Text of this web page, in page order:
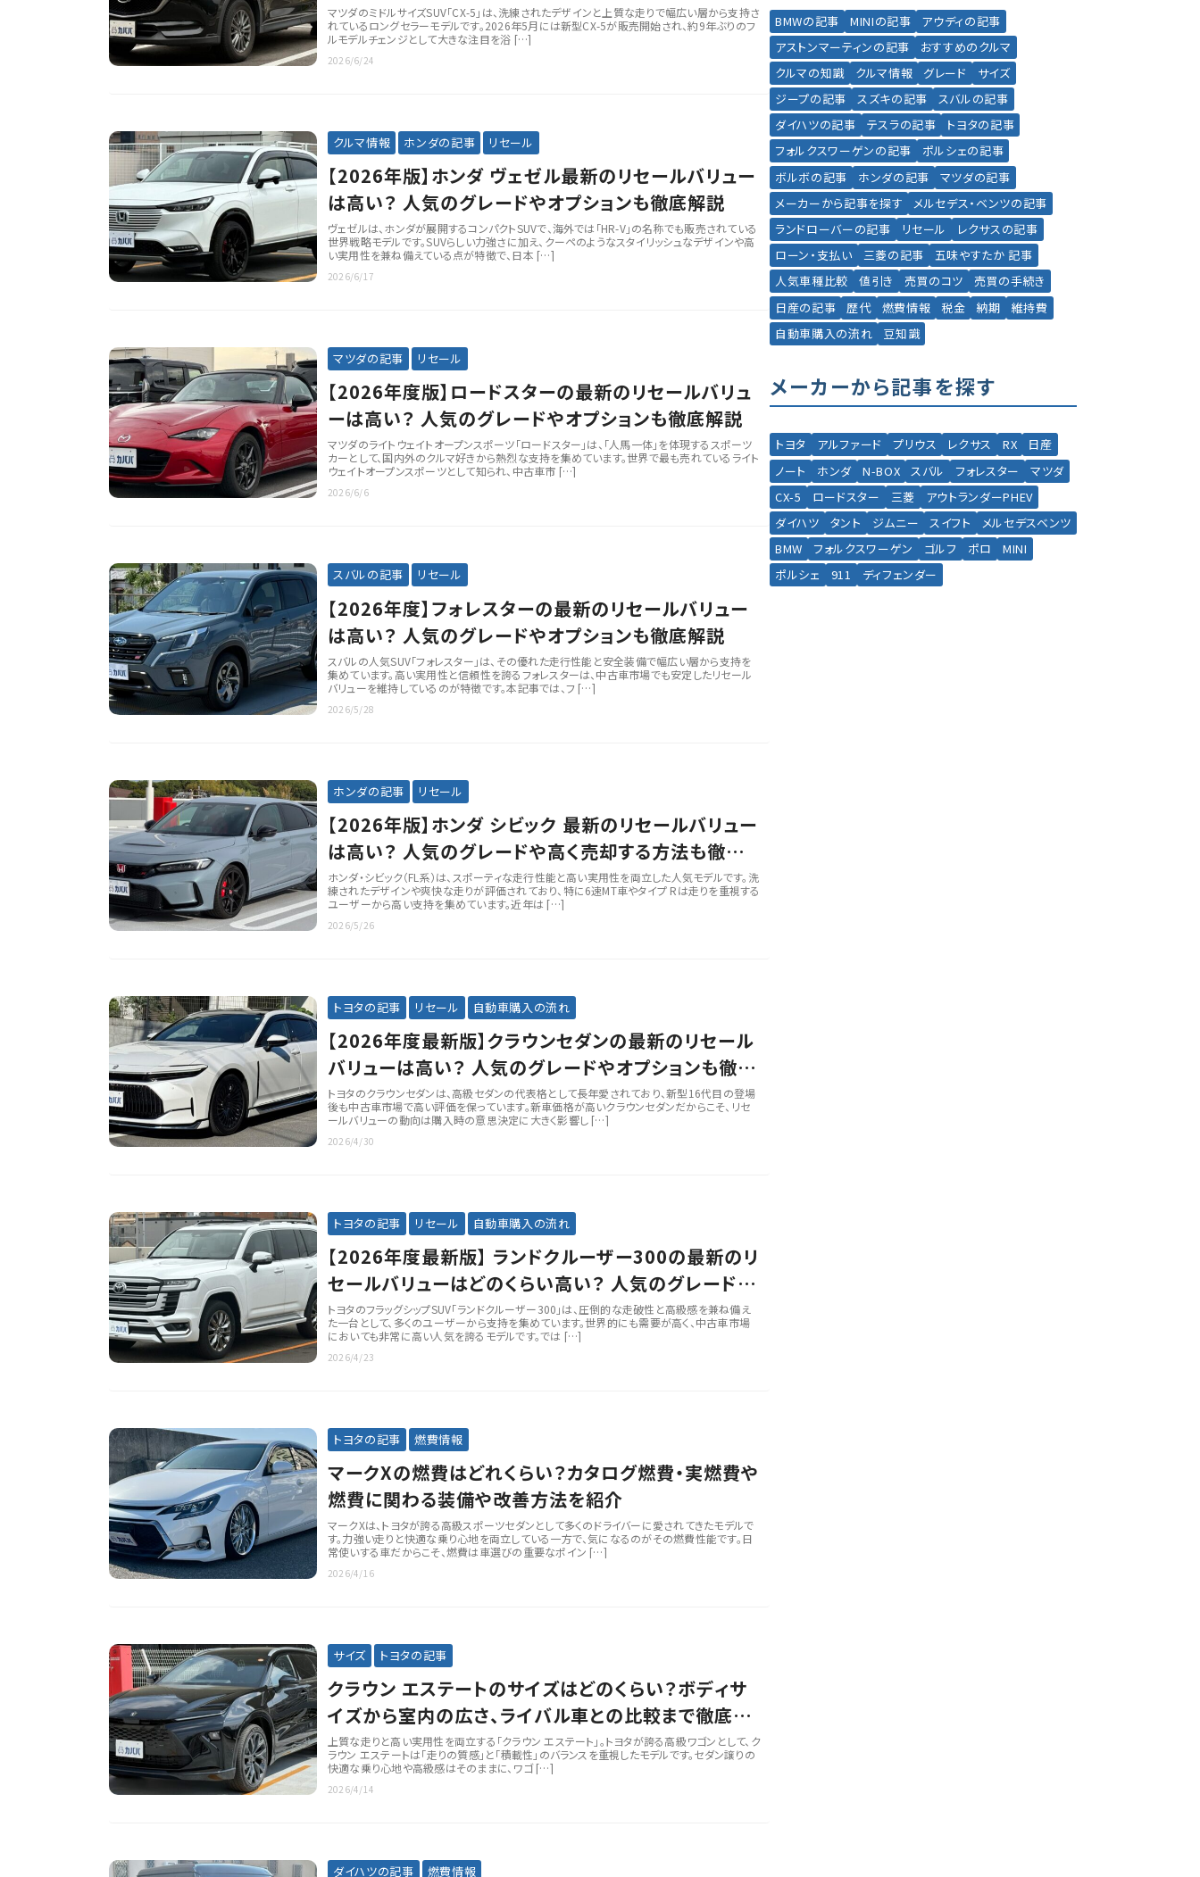
マツダのミドルサイズSUV「CX-5」は、洗練されたデザインと上質な走りで幅広い層から支持さ
れているロングセラーモデルです。2026年5月には新型CX-5が販売開始され、約9年ぶりのフ
ルモデルチェンジとして大きな注目を浴 […]
2026/6/24
クルマ情報 ホンダの記事 リセール
【2026年版】ホンダ ヴェゼル最新のリセールバリュー
は高い？ 人気のグレードやオプションも徹底解説
ヴェゼルは、ホンダが展開するコンパクトSUVで、海外では「HR-V」の名称でも販売されている
世界戦略モデルです。SUVらしい力強さに加え、クーペのようなスタイリッシュなデザインや高
い実用性を兼ね備えている点が特徴で、日本 […]
2026/6/17
マツダの記事 リセール
【2026年度版】ロードスターの最新のリセールバリュ
ーは高い？ 人気のグレードやオプションも徹底解説
マツダのライトウェイトオープンスポーツ「ロードスター」は、「人馬一体」を体現するスポーツ
カーとして、国内外のクルマ好きから熱烈な支持を集めています。世界で最も売れているライト
ウェイトオープンスポーツとして知られ、中古車市 […]
2026/6/6
スバルの記事 リセール
【2026年度】フォレスターの最新のリセールバリュー
は高い？ 人気のグレードやオプションも徹底解説
スバルの人気SUV「フォレスター」は、その優れた走行性能と安全装備で幅広い層から支持を
集めています。高い実用性と信頼性を誇るフォレスターは、中古車市場でも安定したリセール
バリューを維持しているのが特徴です。本記事では、フ […]
2026/5/28
ホンダの記事 リセール
【2026年版】ホンダ シビック 最新のリセールバリュー
は高い？ 人気のグレードや高く売却する方法も徹底
解説
ホンダ・シビック（FL系）は、スポーティな走行性能と高い実用性を両立した人気モデルです。洗
練されたデザインや爽快な走りが評価されており、特に6速MT車やタイプ Rは走りを重視する
ユーザーから高い支持を集めています。近年は […]
2026/5/26
トヨタの記事 リセール 自動車購入の流れ
【2026年度最新版】クラウンセダンの最新のリセール
バリューは高い？ 人気のグレードやオプションも徹底
解説
トヨタのクラウンセダンは、高級セダンの代表格として長年愛されており、新型16代目の登場
後も中古車市場で高い評価を保っています。新車価格が高いクラウンセダンだからこそ、リセ
ールバリューの動向は購入時の意思決定に大きく影響し […]
2026/4/30
トヨタの記事 リセール 自動車購入の流れ
【2026年度最新版】 ランドクルーザー300の最新のリ
セールバリューはどのくらい高い？ 人気のグレードや
オプションも徹底解説
トヨタのフラッグシップSUV「ランドクルーザー300」は、圧倒的な走破性と高級感を兼ね備え
た一台として、多くのユーザーから支持を集めています。世界的にも需要が高く、中古車市場
においても非常に高い人気を誇るモデルです。では […]
2026/4/23
トヨタの記事 燃費情報
マークXの燃費はどれくらい？カタログ燃費・実燃費や
燃費に関わる装備や改善方法を紹介
マークXは、トヨタが誇る高級スポーツセダンとして多くのドライバーに愛されてきたモデルで
す。力強い走りと快適な乗り心地を両立している一方で、気になるのがその燃費性能です。日
常使いする車だからこそ、燃費は車選びの重要なポイン […]
2026/4/16
サイズ トヨタの記事
クラウン エステートのサイズはどのくらい？ボディサ
イズから室内の広さ、ライバル車との比較まで徹底解
説！
上質な走りと高い実用性を両立する「クラウン エステート」。トヨタが誇る高級ワゴンとして、ク
ラウン エステートは「走りの質感」と「積載性」のバランスを重視したモデルです。セダン譲りの
快適な乗り心地や高級感はそのままに、ワゴ […]
2026/4/14
ダイハツの記事 燃費情報
BMWの記事 MINIの記事
アウディの記事
アストンマーティンの記事
おすすめのクルマ
クルマの知識
クルマ情報 グレード
サイズ
ジープの記事
スズキの記事
スバルの記事
ダイハツの記事
テスラの記事
トヨタの記事
フォルクスワーゲンの記事
ポルシェの記事
ボルボの記事
ホンダの記事
マツダの記事
メーカーから記事を探す
メルセデス・ベンツの記事
ランドローバーの記事
リセール
レクサスの記事
ローン・支払い
三菱の記事
五味やすたか 記事
人気車種比較
値引き 売買のコツ
売買の手続き
日産の記事
歴代 燃費情報 税金 納期
維持費
自動車購入の流れ
豆知識
メーカーから記事を探す
トヨタ アルファード プリウス レクサス RX
日産
ノート
ホンダ N-BOX スバル フォレスター
マツダ
CX-5
ロードスター 三菱
アウトランダーPHEV
ダイハツ
タント ジムニー スイフト
メルセデスベンツ
BMW
フォルクスワーゲン ゴルフ ポロ
MINI
ポルシェ
911 ディフェンダー